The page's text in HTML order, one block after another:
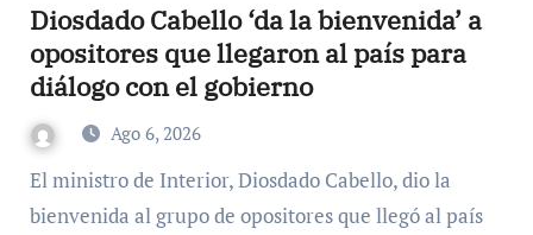
Diosdado Cabello ‘da la bienvenida’ a
opositores que llegaron al país para
diálogo con el gobierno
Ago 6, 2026
El ministro de Interior, Diosdado Cabello, dio la
bienvenida al grupo de opositores que llegó al país